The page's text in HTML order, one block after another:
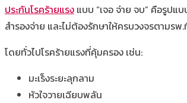
ประกันโรคร้ายแรง แบบ “เจอ จ่าย จบ” คือรูปแ
สำรองจ่าย และไม่ต้องรักษาให้ครบวงจรตามร
โดยทั่วไปโรคร้ายแรงที่คุ้มครอง เช่น:
มะเร็งระยะลุกลาม
หัวใจวายเฉียบพลัน